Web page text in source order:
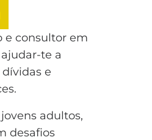
e consultor em
te a
e
adultos,
desafios